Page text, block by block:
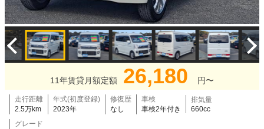
11年賃貸月額定額 26,180 円〜
走行距離
2.5万km
年式(初度登録)
2023年
修復歴
なし
車検
車検2年付き
排気量
660cc
グレード